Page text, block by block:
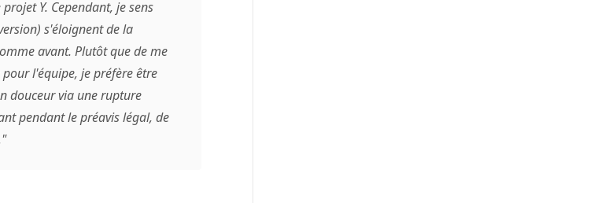
Y. Cependant, je sens
s'éloignent de la
avant. Plutôt que de me
l'équipe, je préfère être
douceur via une rupture
pendant le préavis légal, de